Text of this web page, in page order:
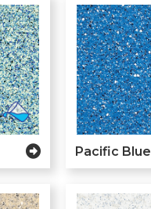
Pacific Blue